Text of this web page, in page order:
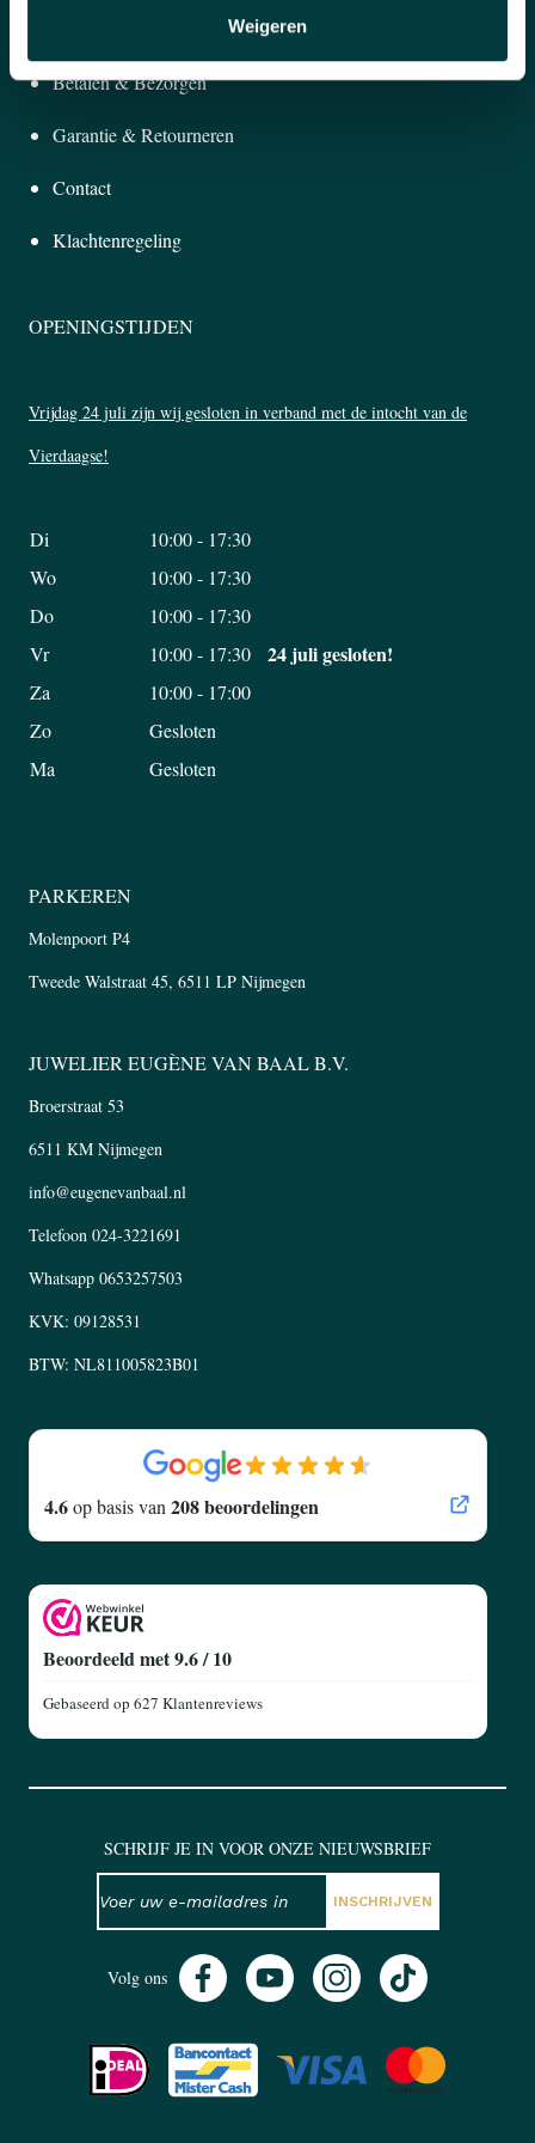
Weigeren
Betalen & Bezorgen
Garantie & Retourneren
Contact
Klachtenregeling
OPENINGSTIJDEN
Vrijdag 24 juli zijn wij gesloten in verband met de intocht van de
Vierdaagse!
Di
10:00 - 17:30
Wo
10:00 - 17:30
Do
10:00 - 17:30
Vr
10:00 - 17:30 24 juli gesloten!
Za
10:00 - 17:00
Zo
Gesloten
Ma
Gesloten
PARKEREN
Molenpoort P4
Tweede Walstraat 45, 6511 LP Nijmegen
JUWELIER EUGÈNE VAN BAAL B.V.
Broerstraat 53
6511 KM Nijmegen
info@eugenevanbaal.nl
Telefoon 024-3221691
Whatsapp 0653257503
KVK: 09128531
BTW: NL811005823B01
4.6op basis van 208 beoordelingen
Beoordeeld met 9.6 / 10
Gebaseerd op 627 Klantenreviews
SCHRIJF JE IN VOOR ONZE NIEUWSBRIEF
INSCHRIJVEN
Volg ons